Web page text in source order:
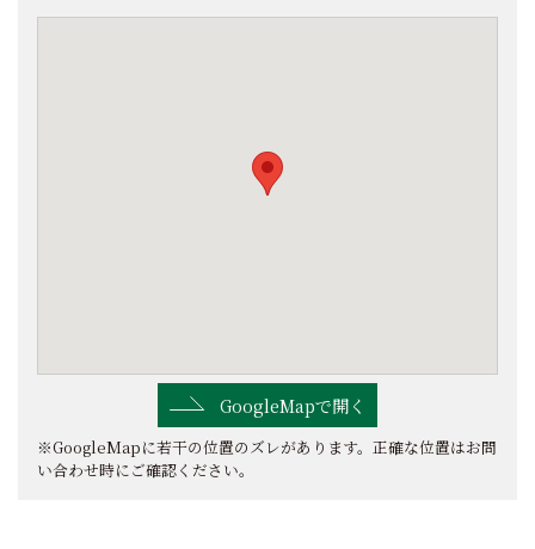
GoogleMapで開く
※GoogleMapに若干の位置のズレがあります。正確な位置はお問
い合わせ時にご確認ください。